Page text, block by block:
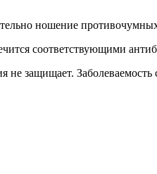
ношение
соответствующими
защищает.